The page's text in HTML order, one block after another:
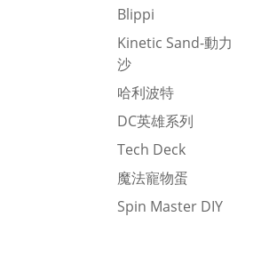
Blippi
Kinetic Sand-動力
沙
哈利波特
DC英雄系列
Tech Deck
魔法寵物蛋
Spin Master DIY